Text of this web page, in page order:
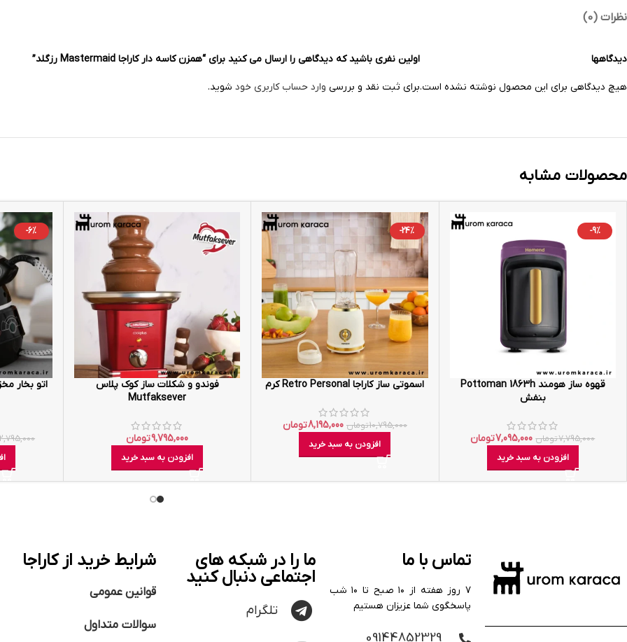
نظرات (0)
دیدگاهها
هیچ دیدگاهی برای این محصول نوشته نشده است.
اولین نفری باشید که دیدگاهی را ارسال می کنید برای “همزن کاسه دار کاراجا Mastermaid رزگلد”
برای ثبت نقد و بررسی وارد حساب کاربری خود شوید.
محصولات مشابه
-9%
قهوه ساز هومند Pottoman 1863h
بنفش
7,795,000تومان 7,095,000تومان
افزودن به سبد خرید
-24%
اسموتی ساز کاراجا Retro Personal کرم
10,795,000تومان 8,195,000تومان
افزودن به سبد خرید
فوندو و شکلات ساز کوک پلاس
Mutfaksever
9,795,000تومان
افزودن به سبد خرید
-6%
تماس با ما
۷ روز هفته از ۱۰ صبح تا ۱۰ شب
پاسخگوی شما عزیزان هستیم
09144852329
ما را در شبکه های
اجتماعی دنبال کنید
تلگرام
شرایط خرید از کاراجا
قوانین عمومی
سوالات متداول